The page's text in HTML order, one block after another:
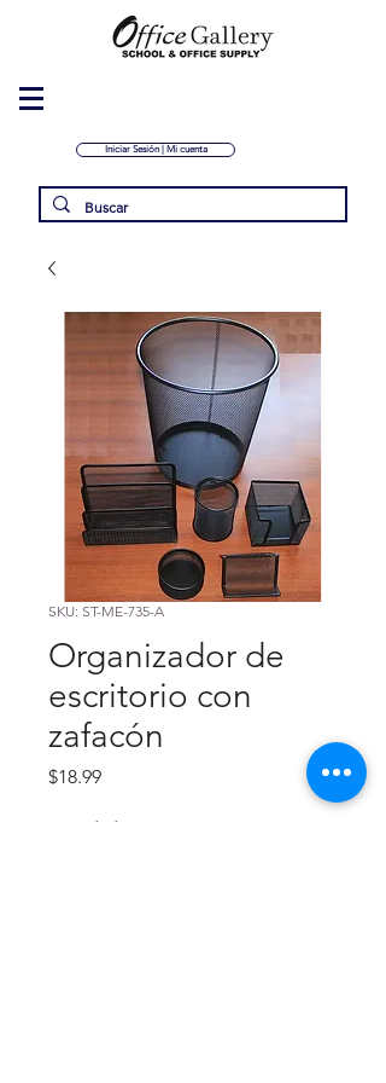
Iniciar Sesión | Mi cuenta
SKU: ST-ME-735-A
Organizador de
escritorio con
zafacón
$18.99Precio
Cantidad